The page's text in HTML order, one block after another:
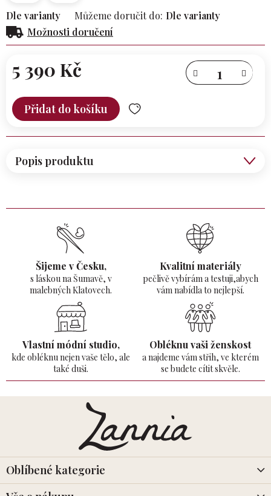
Dle varianty Můžeme doručit do: Dle varianty
Možnosti doručení
5 390 Kč
cena:
Přidat do košíku
Popis produktu
Šijeme v Česku,
s láskou na Šumavě, v
malebných Klatovech.
Kvalitní materiály
pečlivě vybírám a testuji,abych
vám nabídla to nejlepší.
Vlastní módní studio,
kde obléknu nejen vaše tělo, ale
také duši.
Obléknu vaši ženskost
a najdeme vám střih, ve kterém
se budete cítit skvěle.
t
Oblíbené kategorie